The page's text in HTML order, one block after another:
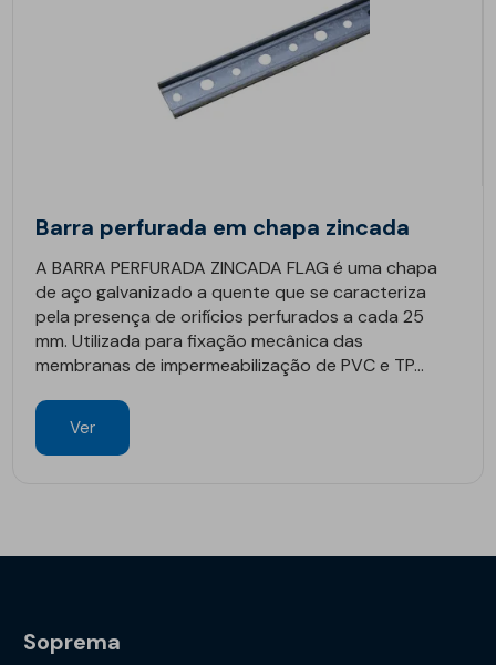
Barra perfurada em chapa zincada
A BARRA PERFURADA ZINCADA FLAG é uma chapa
de aço galvanizado a quente que se caracteriza
pela presença de orifícios perfurados a cada 25
mm. Utilizada para fixação mecânica das
membranas de impermeabilização de PVC e TP...
Ver
Soprema